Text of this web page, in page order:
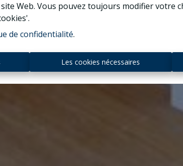
Web. Vous pouvez toujours modifier votre
de confidentialité.
Les cookies nécessaires